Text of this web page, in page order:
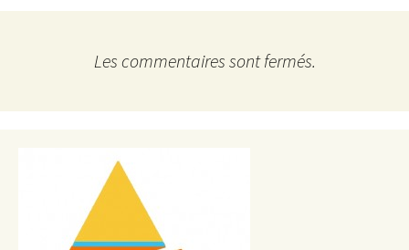
Les commentaires sont fermés.